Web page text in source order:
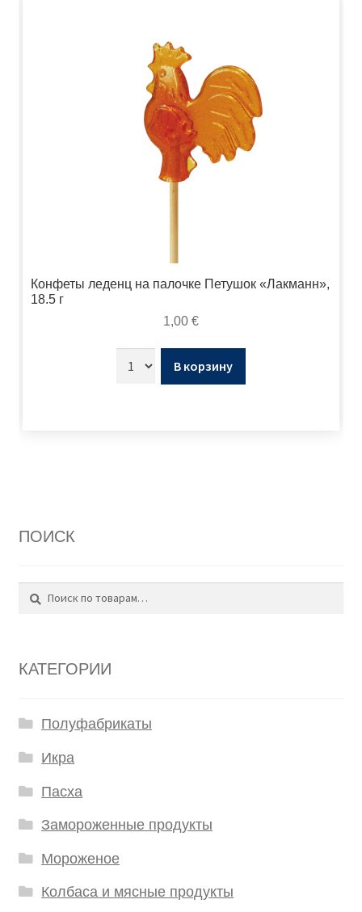
Конфеты леденц на палочке Петушок «Лакманн»,
18.5 г
1,00 €
В корзину
ПОИСК
Поиск
КАТЕГОРИИ
Полуфабрикаты
Икра
Пасха
Замороженные продукты
Мороженое
Колбаса и мясные продукты